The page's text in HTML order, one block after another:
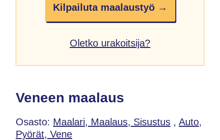
Kilpailuta maalaustyö →
Oletko urakoitsija?
Veneen maalaus
Osasto: Maalari, Maalaus, Sisustus , Auto,
Pyörät, Vene